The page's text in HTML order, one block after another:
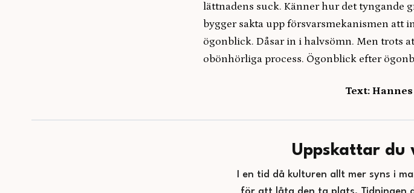
lättnadens suck. Känner hur det tyngande
bygger sakta upp försvarsmekanismen att
ögonblick. Dåsar in i halvsömn. Men trots
obönhörliga process. Ögonblick efter
Text:
Uppskattar du
I en tid då kulturen allt mer syns i